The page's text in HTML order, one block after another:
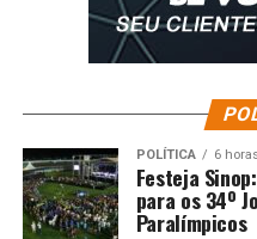
POLÍTICA 6
Festeja
para os 34º
Paralímpicos